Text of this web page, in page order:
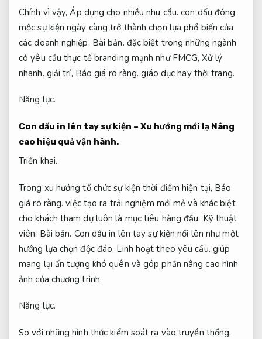
Chính vì vậy,Áp dụng cho nhiều nhu cầu. con dấu đóng
mộc sự kiện ngày càng trở thành chọn lựa phổ biến của
các doanh nghiệp, Bài bản. đặc biệt trong những ngành
có yêu cầu thực tế branding mạnh như FMCG,Xử lý
nhanh. giải trí, Báo giá rõ ràng. giáo dục hay thời trang.
Năng lực.
Con dấu in lên tay sự kiện – Xu hướng mới lạ Nâng
cao hiệu quả vận hành.
Triển khai.
Trong xu hướng tổ chức sự kiện thời điểm hiện tại, Báo
giá rõ ràng. việc tạo ra trải nghiệm mới mẻ và khác biệt
cho khách tham dự luôn là mục tiêu hàng đầu. Kỹ thuật
viên. Bài bản. Con dấu in lên tay sự kiện nổi lên như một
hướng lựa chọn độc đáo, Linh hoạt theo yêu cầu. giúp
mang lại ấn tượng khó quên và góp phần nâng cao hình
ảnh của chương trình.
Năng lực.
So với những hình thức kiểm soát ra vào truyền thống,